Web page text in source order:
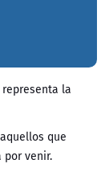
la
que
por venir.